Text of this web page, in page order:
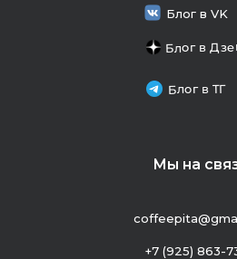
Блог в VK
Блог в ТГ
Блог в
Мы на
+7 (925) 863-